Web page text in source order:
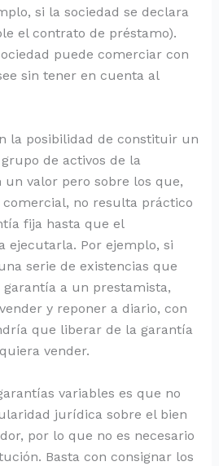
si la sociedad se declara
el contrato de préstamo).
puede comerciar con
sin tener en cuenta al
la posibilidad de constituir un
de activos de la
un valor pero sobre los que,
no resulta práctico
fija hasta que el
ejecutarla. Por ejemplo, si
serie de existencias que
a un prestamista,
y reponer a diario, con
que liberar de la garantía
vender.
variables es que no
jurídica sobre el bien
por lo que no es necesario
Basta con consignar los